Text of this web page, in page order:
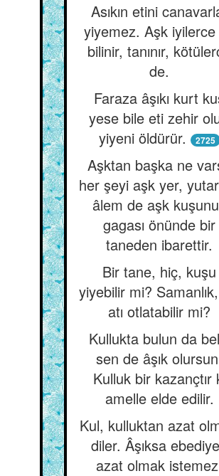
Asıkın etini
yiyemez. Aşk
bilinir, tanınır,
de.
Faraza âşıkı kurt
yese bile eti zehir
yiyeni öldürür.
2725
Aşktan başka ne
her şeyi aşk yer,
âlem de aşk
gagası önünde bir
taneden ibarettir.
Bir tane, hiç, kuşu
yiyebilir mi?
atı otlatabilir mi?
Kullukta bulun da
sen de âşık
Kulluk bir kazançtır
amelle elde edilir.
Kul, kulluktan azat
diler. Âşıksa
azat olmak